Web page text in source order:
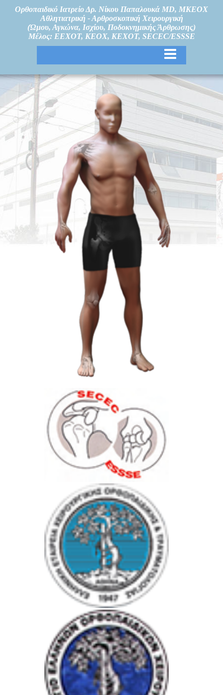
Ορθοπαιδικό Ιατρείο Δρ. Νίκου Παπαλουκά MD, MKEOX
Αθλητιατρική - Αρθροσκοπική Χειρουργική
(Ώμου, Αγκώνα, Ισχίου, Ποδοκνημικής Άρθρωσης)
Μέλος: ΕΕΧΟΤ, ΚΕΟΧ, ΚΕΧΟΤ, SECEC/ESSSE